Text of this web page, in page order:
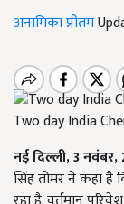
अनामिका प्रीतम
Two day India
नई दिल्ली,3 नवंबर,
सिंह तोमर ने कहा